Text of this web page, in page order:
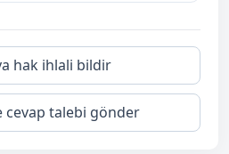
hak ihlali bildir
cevap talebi gönder